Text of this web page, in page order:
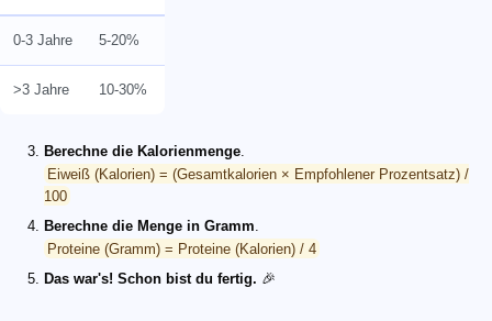
0-3 Jahre 5-20%
>3 Jahre 10-30%
Berechne die Kalorienmenge.
Eiweiß (Kalorien) = (Gesamtkalorien × Empfohlener Prozentsatz) /
100
Berechne die Menge in Gramm.
Proteine (Gramm) = Proteine (Kalorien) / 4
Das war's! Schon bist du fertig. 🎉